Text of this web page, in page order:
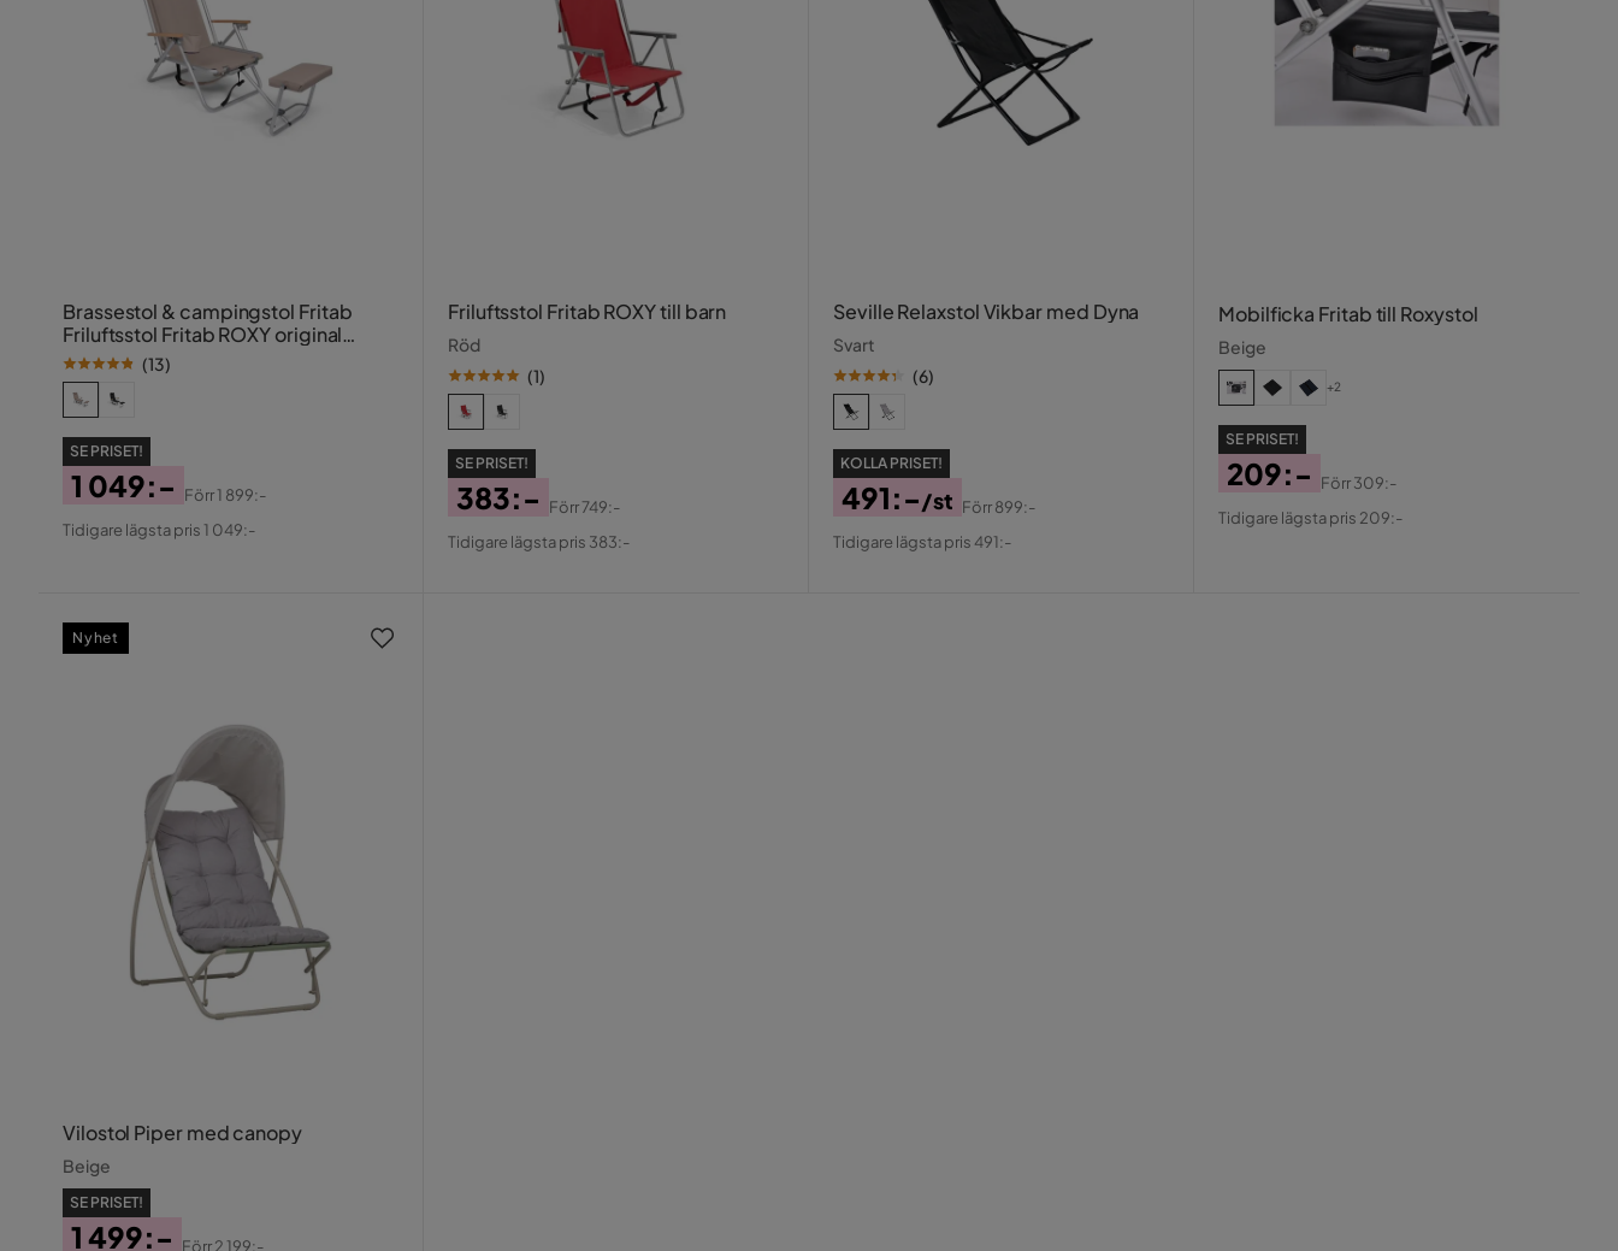
Brassestol & campingstol Fritab
Friluftsstol Fritab ROXY original
Beige
(13)
SE PRISET!
Pris
1 049:-
Original
Förr1 899:-
Tidigare lägsta pris 1 049:-
Friluftsstol Fritab ROXY till barn
Röd
(1)
SE PRISET!
Pris
383:-
Original
Förr749:-
Tidigare lägsta pris 383:-
Seville Relaxstol Vikbar med Dyna
Svart
(6)
KOLLA PRISET!
Pris
491:-/st
Original
Förr899:-
Tidigare lägsta pris 491:-
Mobilficka Fritab till Roxystol
Beige
+2
SE PRISET!
Pris
209:-
Original
Förr309:-
Tidigare lägsta pris 209:-
Vilostol Piper med canopy
Beige
SE PRISET!
1 499:-
Förr2 199:-
Nyhet